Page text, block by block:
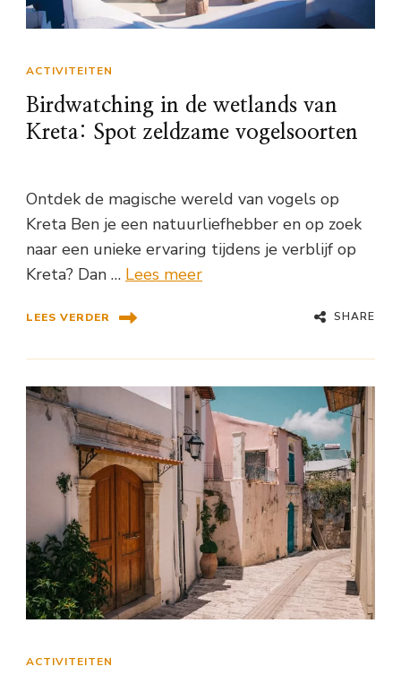
ACTIVITEITEN
Birdwatching in de wetlands van
Kreta: Spot zeldzame vogelsoorten
Ontdek de magische wereld van vogels op
Kreta Ben je een natuurliefhebber en op zoek
naar een unieke ervaring tijdens je verblijf op
Kreta? Dan … Lees meer
LEES VERDER SHARE
ACTIVITEITEN